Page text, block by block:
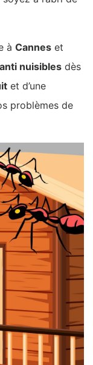
à Cannes et
nuisibles dès
et d’une
problèmes de